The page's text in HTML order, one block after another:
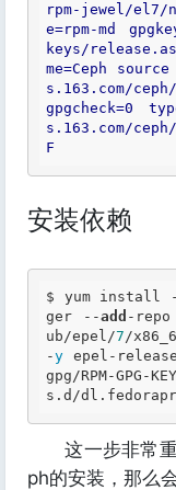
rpm-jewel/el7/
e=rpm-md
keys/
me=Ceph source
s.163.com/ceph/
gpgcheck=0
s.163.com/ceph/
F
安装依赖
$ yum install -
ger --add -
ub/epel/7/
-y epel-
gpg/RPM-GPG-
s .d /dl
这一步非常重
ph的安装，那么